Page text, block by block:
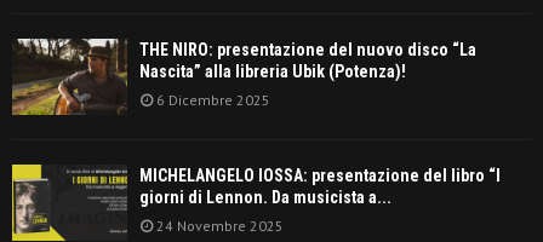
THE NIRO: presentazione del nuovo disco “La
Nascita” alla libreria Ubik (Potenza)!
6 Dicembre 2025
MICHELANGELO IOSSA: presentazione del libro “I
giorni di Lennon. Da musicista a...
24 Novembre 2025